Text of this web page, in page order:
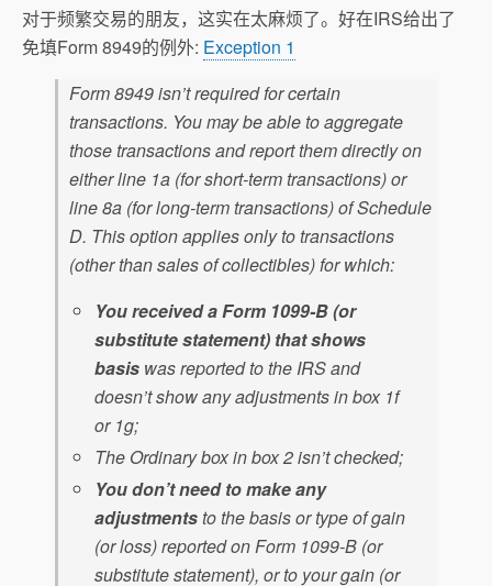
对于频繁交易的朋友，这实在太麻烦了。好在IRS给出了
免填Form 8949的例外: Exception 1
Form 8949 isn’t required for certain
transactions. You may be able to aggregate
those transactions and report them directly on
either line 1a (for short-term transactions) or
line 8a (for long-term transactions) of Schedule
D. This option applies only to transactions
(other than sales of collectibles) for which:
You received a Form 1099-B (or
substitute statement) that shows
basiswas reported to the IRS and
doesn’t show any adjustments in box 1f
or 1g;
The Ordinary box in box 2 isn’t checked;
You don’t need to make any
adjustmentsto the basis or type of gain
(or loss) reported on Form 1099-B (or
substitute statement), or to your gain (or